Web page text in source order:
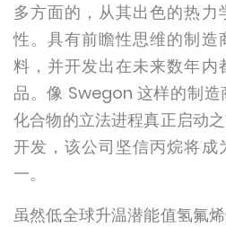
多方面的，从其出色的热
性。具有前瞻性思维的制造
料，并开发出在未来数年内
品。像 Swegon 这样的制
化合物的立法进程真正启动
开发，该公司坚信丙烷将成
一。
虽然低全球升温潜能值氢氟